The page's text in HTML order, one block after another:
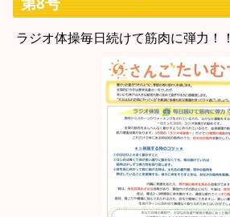
ラジオ体操毎日続けて筋肉に弾力！！